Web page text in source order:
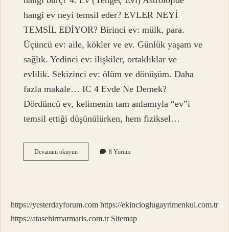
hangi ev neyi temsil eder? EVLER NEYİ
TEMSİL EDİYOR? Birinci ev: mülk, para.
Üçüncü ev: aile, kökler ve ev. Günlük yaşam ve
sağlık. Yedinci ev: ilişkiler, ortaklıklar ve
evlilik. Sekizinci ev: ölüm ve dönüşüm. Daha
fazla makale… IC 4 Evde Ne Demek?
Dördüncü ev, kelimenin tam anlamıyla “ev”i
temsil ettiği düşünülürken, hem fiziksel…
Devamını okuyunAstrolojide
4
8 Yorum
https://yesterdayforum.com https://ekincioglugayrimenkul.com.tr
https://atasehirmarmaris.com.tr Sitemap